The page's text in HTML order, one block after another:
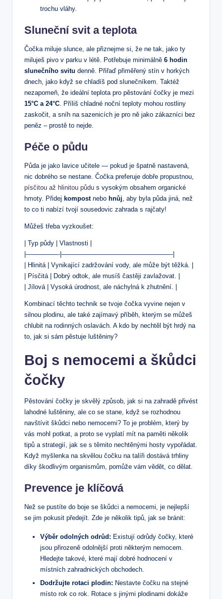
trochu vláhy.
Sluneční svit a teplota
Čočka miluje slunce, ale přiznejme si, že ne tak, jako ty
miluješ pivo v parku v létě. Potřebuje minimálně 6 hodin
slunečního svitu denně. Přiřaď přiměřený stín v horkých
dnech, jako když se chladíš pod slunečníkem. Taktéž
nezapomeň, že ideální teplota pro pěstování čočky je mezi
15°C a 24°C. Příliš chladné noční teploty mohou rostliny
zaskočit, a sníh na sazenicích je pro ně jako zákazníci bez
peněz – prostě to nejde.
Péče o půdu
Půda je jako lavice učitele — pokud je špatně nastavená,
nic dobrého se nestane. Čočka preferuje dobře propustnou,
písčitou až hlinitou půdu s vysokým obsahem organické
hmoty. Přidej kompostnebo hnůj, aby byla půda jiná, než
to co ti nabízí tvojí sousedovic zahrada s rajčaty!
Můžeš třeba vyzkoušet:
| Typ půdy | Vlastnosti |
|—————-|—————————————————-|
| Hlinitá | Vynikající zadržování vody, ale může být těžká. |
| Písčitá | Dobrý odtok, ale musíš častěji zavlažovat. |
| Jílová | Vysoká úrodnost, ale náchylná k zhutnění. |
Kombinací těchto technik se tvoje čočka vyvine nejen v
silnou plodinu, ale také zajímavý příběh, kterým se můžeš
chlubit na rodinných oslavách. A kdo by nechtěl být hrdý na
to, jak si sám pěstuje luštěniny?
Boj s nemocemi a škůdci
čočky
Pěstování čočky je skvělý způsob, jak si na zahradě přivést
lahodné luštěniny, ale co se stane, když se rozhodnou
navštívit škůdci nebo nemocemi? To je problém, který by
vás mohl potkat, a proto se vyplatí mít na paměti několik
tipů a strategií, jak se s těmito nechtěnými hosty vypořádat.
Když myšlenka na skvělou čočku na talíři dostává trhliny
díky škodlivým organismům, pomůže vám vědět, co dělat.
Prevence je klíčová
Než se pustíte do boje se škůdci a nemocemi, je nejlepší
se jim pokusit předejít. Zde je několik tipů, jak se bránit:
Výběr odolných odrůd: Existují odrůdy čočky, které
jsou přirozeně odolnější proti některým nemocem.
Hledejte takové, které mají dobré hodnocení v
místních zahradnických obchodech.
Dodržujte rotaci plodin: Nestavte čočku na stejné
místo rok co rok. Rotace s jinými plodinami dokáže